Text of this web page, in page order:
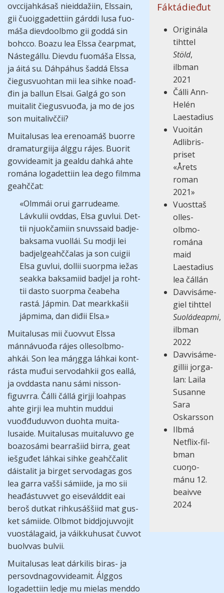
ovcci­jahká­saš nieidda­žiin, Elssain,
gii čuoigga­det­tiin gárddi lusa fuo­
máša dievdo­olbmo gii goddá sin
bohcco. Boazu lea Elssa čearp­mat,
Náste­gállu. Dievdu fuo­máša Elssa,
ja áitá su. Dáhpá­hus šaddá Elssa
čie­gus­vuoh­tan mii lea sihke noađ­
đin ja bal­lun Elsai. Galgá go son
muita­lit čie­gus­vuođa, ja mo de jos
son muita­livč­čii?
Muita­lusas lea erenoa­máš buorre
drama­tur­giija álggu rájes. Buo­rit
govvi­dea­mit ja gealdu dahká ahte
romána loga­de­ttiin lea dego filmma
geahč­čat:
«Olm­mái orui garru­deame.
Lávku­lii ovd­das, Elsa guv­lui. Det­
tii njuokča­miin snuvs­said badje­
bak­sama vuol­lái. Su modji lei
badjel­geahčča­las ja son cui­gii
Elsa guv­lui, dol­lii suorpma iežas
seakka baksa­miid badjel ja roht­
tii dasto suorpma čea­beha
rastá. Jáp­min. Dat mearkka­šii
jáp­mima, dan diđii Elsa.»
Muita­lusas mii čuov­vut Elssa
mánná­vuođa rájes olles­olbmo­
ahkái. Son lea máŋgga láh­kai kont­
rásta muđui servo­dah­kii gos eallá,
ja ovd­dasta nanu sámi nis­son­
figuvrra. Čálli čállá girjji loah­pas
ahte girji lea muh­tin mud­dui
vuođđu­duv­von duohta muita­
lusaide. Muita­lusas muita­luvvo ge
boazo­sámi bearra­šiid birra, geat
ieš­guđet láh­kai sihke geahčča­lit
dáista­lit ja bir­get servo­dagas gos
lea garra vašši sámiide, ja mo sii
hea­đás­tuv­vet go eise­váld­dit eai
beroš dut­kat rih­kus­áššiid mat gus­
ket sámiide. Olbmot biddjo­juvvo­jit
vuostá­lagaid, ja váikku­husat čuv­vot
buolv­vas bul­vii.
Muita­lusas leat dárki­lis biras- ja
per­sov­dna­govvi­dea­mit. Álg­gos
loga­det­tiin ledje mu mie­las menddo
Fáktádieđut
Origi­nála
tiht­tel
Stöld,
ilbman
2021
Čálli Ann-
Helén
Laestadius
Vuoi­tán
Ad­libris­
priset
«Årets
roman
2021»
Vuost­taš
olles­
olbmo­
romána
maid
Laestadius
lea čál­lán
Davvi­sáme­
giel tiht­tel
Suoládeapmi,
ilbman
2022
Davvi­sáme­
gil­lii jorga­
lan: Laila
Susanne
Sara
Oskarsson
Ilbmá
Netflix-fil­
bman
cuoŋo­
mánu 12.
beaivve
2024